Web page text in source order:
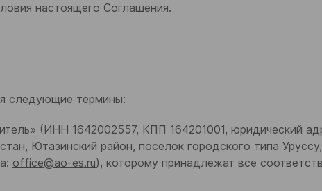
настоящего Соглашения.
следующие термины:
(ИНН 1642002557, КПП 164201001, юридический
Ютазинский район, поселок городского типа
office@ao-es.ru), которому принадлежат все